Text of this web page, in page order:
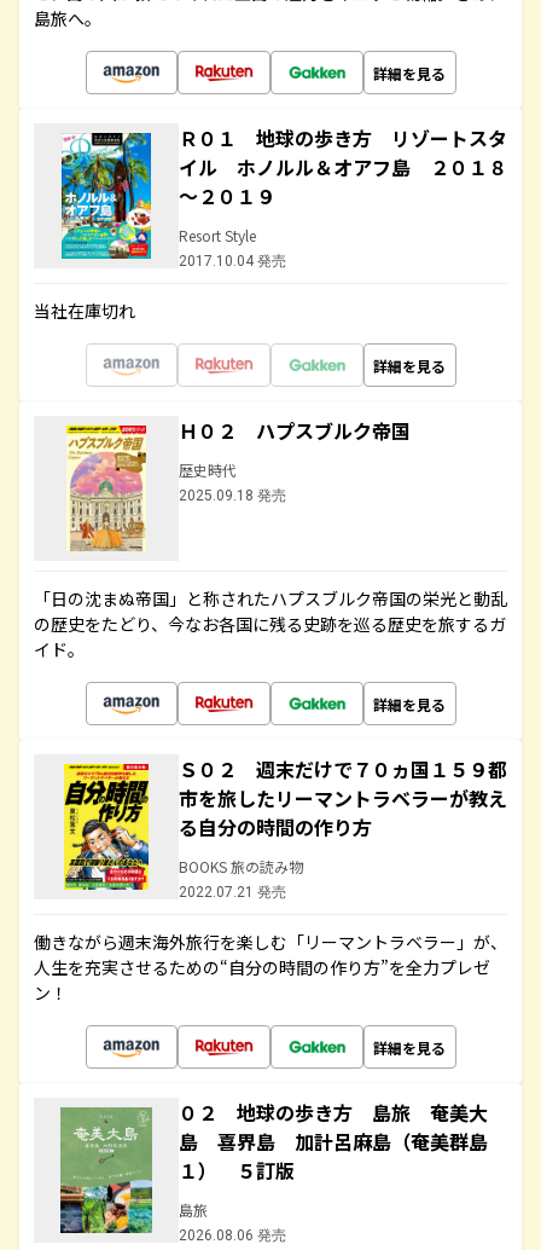
島旅へ。
詳細を見る
Ｒ０１ 地球の歩き方 リゾートスタ
イル ホノルル＆オアフ島 ２０１８
～２０１９
Resort Style
2017.10.04 発売
当社在庫切れ
詳細を見る
Ｈ０２ ハプスブルク帝国
歴史時代
2025.09.18 発売
「日の沈まぬ帝国」と称されたハプスブルク帝国の栄光と動乱
の歴史をたどり、今なお各国に残る史跡を巡る歴史を旅するガ
イド。
詳細を見る
Ｓ０２ 週末だけで７０ヵ国１５９都
市を旅したリーマントラベラーが教え
る自分の時間の作り方
BOOKS 旅の読み物
2022.07.21 発売
働きながら週末海外旅行を楽しむ「リーマントラベラー」が、
人生を充実させるための“自分の時間の作り方”を全力プレゼ
ン！
詳細を見る
０２ 地球の歩き方 島旅 奄美大
島 喜界島 加計呂麻島（奄美群島
１） ５訂版
島旅
2026.08.06 発売